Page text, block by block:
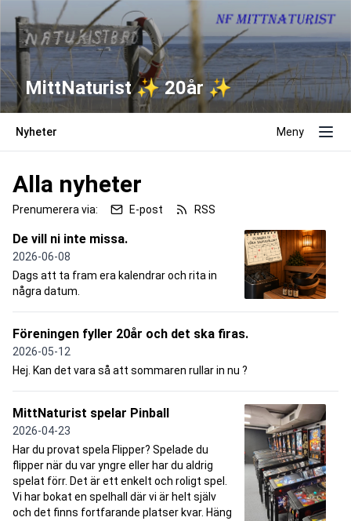
MittNaturist ✨️ 20år ✨️
Nyheter Meny
Alla nyheter
Prenumerera via: E-post RSS
De vill ni inte missa.
2026-06-08
Dags att ta fram era kalendrar och rita in
några datum.
Föreningen fyller 20år och det ska firas.
2026-05-12
Hej. Kan det vara så att sommaren rullar in nu ?
MittNaturist spelar Pinball
2026-04-23
Har du provat spela Flipper? Spelade du
flipper när du var yngre eller har du aldrig
spelat förr. Det är ett enkelt och roligt spel.
Vi har bokat en spelhall där vi är helt själv
och det finns fortfarande platser kvar. Häng